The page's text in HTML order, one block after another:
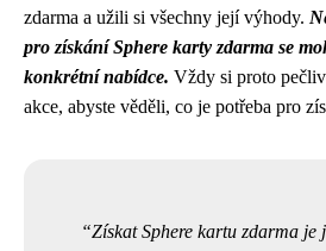
zdarma a užili si všechny její výhody.
pro získání Sphere karty zdarma se
konkrétní nabídce. Vždy si proto
akce, abyste věděli, co je potřeba pro
Získat Sphere kartu zdarma je